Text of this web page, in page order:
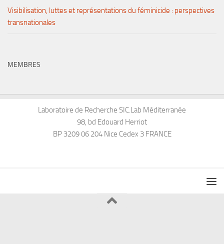
Visibilisation, luttes et représentations du féminicide : perspectives
transnationales
MEMBRES
Laboratoire de Recherche SIC.Lab Méditerranée
98, bd Edouard Herriot
BP 3209 06 204 Nice Cedex 3 FRANCE